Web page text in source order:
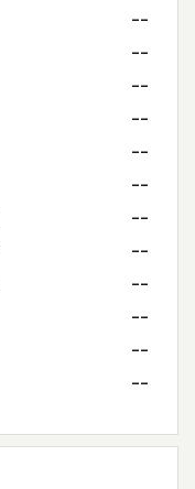
--
--
--
--
--
--
--
--
--
--
--
--